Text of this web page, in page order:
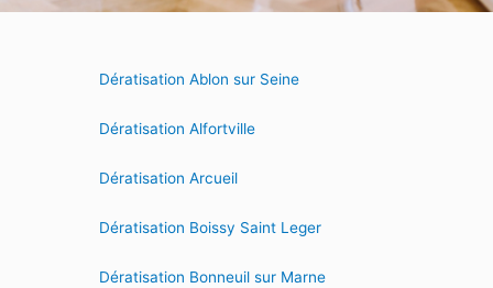
Dératisation Ablon sur Seine
Dératisation Alfortville
Dératisation Arcueil
Dératisation Boissy Saint Leger
Dératisation Bonneuil sur Marne